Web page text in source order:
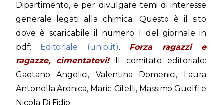
Dipartimento, e per divulgare temi di interesse
generale legati alla chimica. Questo è il sito
dove è scaricabile il numero 1 del giornale in
pdf: Editoriale (unipi.it). Forza ragazzi e
ragazze, cimentatevi!Il comitato editoriale:
Gaetano Angelici, Valentina Domenici, Laura
Antonella Aronica, Mario Cifelli, Massimo Guelfi e
Nicola Di Fidio.